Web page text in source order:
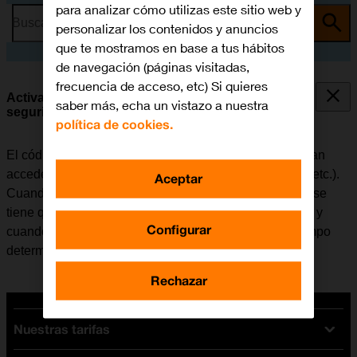
Busca por problema o tema
Activar o desactivar el uso del código de
seguridad
El código de seguridad evita que otras personas puedan
acceder al contenido del móvil (fotografías, mensajes, etc.).
Cuando el uso del código de seguridad está activado, se
tiene que introducir cada vez que se enciende el móvil y
cuando no ha sido utilizado durante un período de tiempo
determinado.
Nuestras tarifas
para analizar cómo utilizas este sitio web y
personalizar los contenidos y anuncios
que te mostramos en base a tus hábitos
de navegación (páginas visitadas,
frecuencia de acceso, etc) Si quieres
saber más, echa un vistazo a nuestra
política de cookies.
Configurar
Rechazar
Aceptar